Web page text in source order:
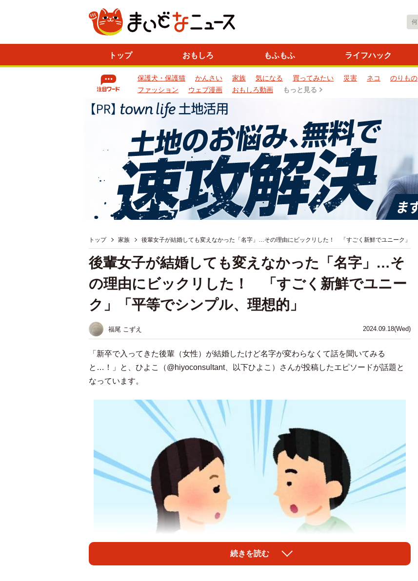
トップ おもしろ もふもふ ライフハック
保護犬・保護猫 かんさい 家族 気になる 買ってみたい 災害 ネコ のりもの
ファッション
ウェブ漫画 おもしろ動画 もっと見る
トップ 家族 後輩女子が結婚しても変えなかった「名字」…その理由にビックリした！ 「すごく新鮮でユニーク」
2024.09.18(Wed)
後輩女子が結婚しても変えなかった「名字」…そ
の理由にビックリした！ 「すごく新鮮でユニー
ク」「平等でシンプル、理想的」
福尾 こずえ
「新卒で入ってきた後輩（女性）が結婚したけど名字が変わらなくて話を聞いてみる
と…！」と、ひよこ（@hiyoconsultant、以下ひよこ）さんが投稿したエピソードが話題と
なっています。
続きを読む